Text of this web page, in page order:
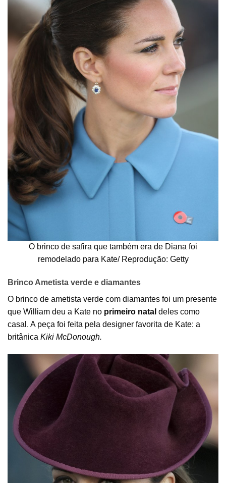
O brinco de safira que também era de Diana foi
remodelado para Kate/ Reprodução: Getty
Brinco Ametista verde e diamantes
O brinco de ametista verde com diamantes foi um presente
que William deu a Kate no primeiro natal deles como
casal. A peça foi feita pela designer favorita de Kate: a
britânica Kiki McDonough.